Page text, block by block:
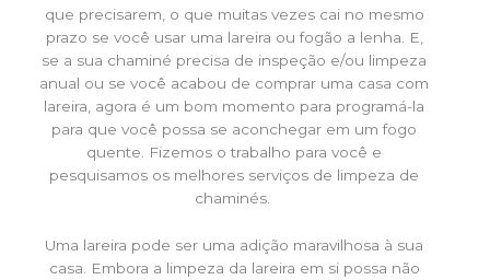
que precisarem, o que muitas vezes cai no mesmo
prazo se você usar uma lareira ou fogão a lenha. E,
se a sua chaminé precisa de inspeção e/ou limpeza
anual ou se você acabou de comprar uma casa com
lareira, agora é um bom momento para programá-la
para que você possa se aconchegar em um fogo
quente. Fizemos o trabalho para você e
pesquisamos os melhores serviços de limpeza de
chaminés.
Uma lareira pode ser uma adição maravilhosa à sua
casa. Embora a limpeza da lareira em si possa não